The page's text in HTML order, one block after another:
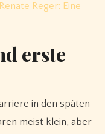
Renate Reger: Eine
erste
in den späten
meist klein, aber